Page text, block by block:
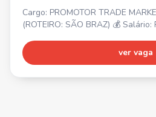
Cargo: PROMOTOR TRADE MARKETING 📍
(ROTEIRO: SÃO BRAZ) 💰
e internet fornecidos pela
07h-16h e Sáb. 07h-11h. 📝
ver vaga